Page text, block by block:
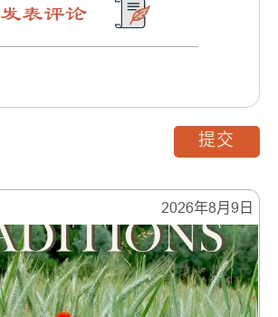
2026年8月9日
发表评论
提交